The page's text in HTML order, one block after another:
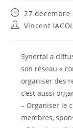
Publication
publiée :
27 décembre
Auteur/autrice
publication :
Vincent
Synertal a
son réseau «
organiser des
c’est aussi
– Organiser le
membres,